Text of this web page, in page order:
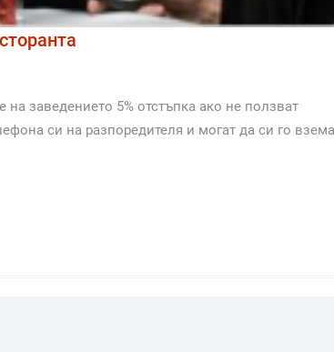
заведението 5% отстъпка ако не ползват
си на разпоредителя и могат да си го